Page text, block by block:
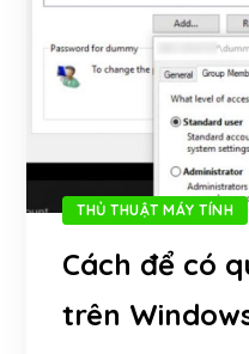
THỦ THUẬT MÁY TÍNH
Cách để có
trên